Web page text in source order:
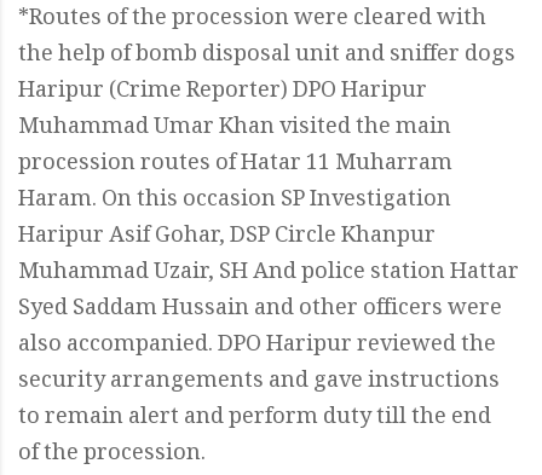
*Routes of the procession were cleared with
the help of bomb disposal unit and sniffer dogs
Haripur (Crime Reporter) DPO Haripur
Muhammad Umar Khan visited the main
procession routes of Hatar 11 Muharram
Haram. On this occasion SP Investigation
Haripur Asif Gohar, DSP Circle Khanpur
Muhammad Uzair, SH And police station Hattar
Syed Saddam Hussain and other officers were
also accompanied. DPO Haripur reviewed the
security arrangements and gave instructions
to remain alert and perform duty till the end
of the procession.